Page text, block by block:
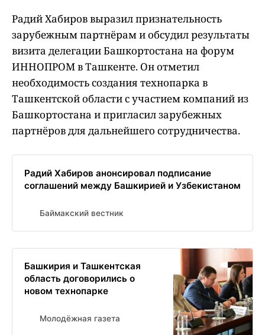
Радий Хабиров выразил признательность
зарубежным партнёрам и обсудил результаты
визита делегации Башкортостана на форум
ИННОПРОМ в Ташкенте. Он отметил
необходимость создания технопарка в
Ташкентской области с участием компаний из
Башкортостана и пригласил зарубежных
партнёров для дальнейшего сотрудничества.
Радий Хабиров анонсировал подписание
соглашений между Башкирией и Узбекистаном
Баймакский вестник
Башкирия и Ташкентская
область договорились о
новом технопарке
Молодёжная газета